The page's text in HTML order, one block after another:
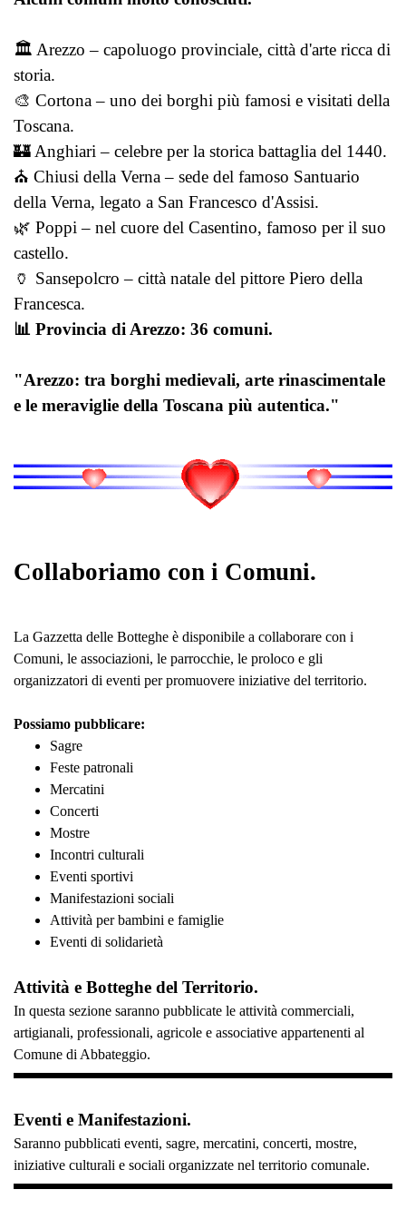
🏛️ Arezzo – capoluogo provinciale, città d'arte ricca di
storia.
🎨 Cortona – uno dei borghi più famosi e visitati della
Toscana.
🏰 Anghiari – celebre per la storica battaglia del 1440.
⛪ Chiusi della Verna – sede del famoso Santuario
della Verna, legato a San Francesco d'Assisi.
🌿 Poppi – nel cuore del Casentino, famoso per il suo
castello.
🏺 Sansepolcro – città natale del pittore Piero della
Francesca.
📊 Provincia di Arezzo: 36 comuni.
"Arezzo: tra borghi medievali, arte rinascimentale
e le meraviglie della Toscana più autentica."
Collaboriamo con i Comuni.
La Gazzetta delle Botteghe è disponibile a collaborare con i
Comuni, le associazioni, le parrocchie, le proloco e gli
organizzatori di eventi per promuovere iniziative del territorio.
Possiamo pubblicare:
Sagre
Feste patronali
Mercatini
Concerti
Mostre
Incontri culturali
Eventi sportivi
Manifestazioni sociali
Attività per bambini e famiglie
Eventi di solidarietà
Attività e Botteghe del Territorio.
In questa sezione saranno pubblicate le attività commerciali,
artigianali, professionali, agricole e associative appartenenti al
Comune di Abbateggio.
Eventi e Manifestazioni.
Saranno pubblicati eventi, sagre, mercatini, concerti, mostre,
iniziative culturali e sociali organizzate nel territorio comunale.